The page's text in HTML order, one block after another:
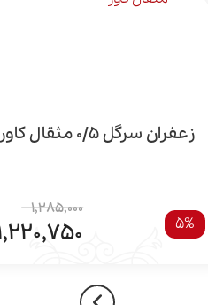
زعفران سرگل 0/5 مثقال کاور
5%
1,285,000